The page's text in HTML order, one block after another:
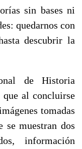
sin bases ni
quedarnos con
descubrir la
de Historia
al concluirse
tomadas
se muestran dos
información